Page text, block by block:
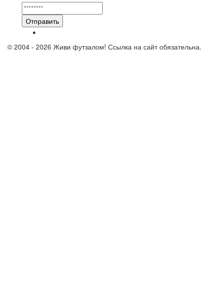
Отправить
© 2004 - 2026 Живи футзалом! Ссылка на сайт обязательна.